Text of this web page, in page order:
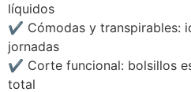
líquidos
✔ Cómodas y transpirables:
jornadas
✔ Corte funcional: bolsillos
total